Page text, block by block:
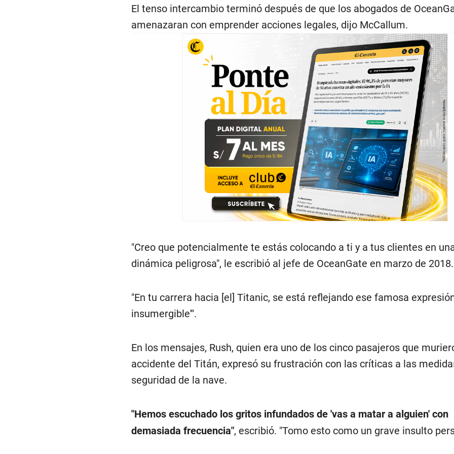
El tenso intercambio terminó después de que los abogados de
amenazaran con emprender acciones legales, dijo McCallum.
"Creo que potencialmente te estás colocando a ti y a tus clientes en
dinámica peligrosa", le escribió al jefe de OceanGate en marzo de 2018.
"En tu carrera hacia [el] Titanic, se está reflejando ese famosa
insumergible'".
En los mensajes, Rush, quien era uno de los cinco pasajeros que
accidente del Titán, expresó su frustración con las críticas a las
seguridad de la nave.
"Hemos escuchado los gritos infundados de 'vas a matar a alguien' con
demasiada frecuencia", escribió. "Tomo esto como un grave insulto